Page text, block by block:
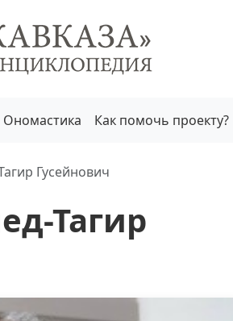
Ономастика Как помочь проекту?
Гусейнович
Тагир